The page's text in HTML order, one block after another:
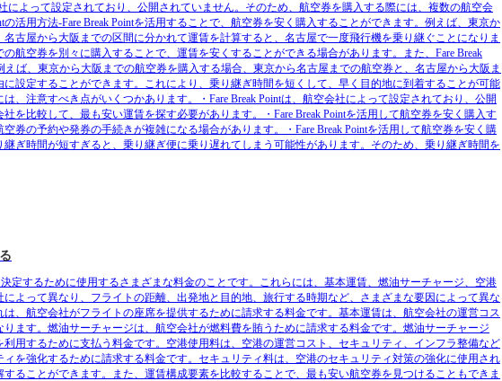
によって設定されており、公開されていません。そのため、航空券を購入する際には、複数の航空会
活用方法-Fare Break Pointを活用することで、航空券を安く購入することができます。例えば、東京か
古屋から大阪までの区間に分かれて運賃を計算すると、名古屋で一度飛行機を乗り継ぐことになりま
航空券を別々に購入することで、運賃を安くすることができる場合があります。また、Fare Break
ば、東京から大阪までの航空券を購入する場合、東京から名古屋までの航空券と、名古屋から大阪ま
設定することができます。これにより、乗り継ぎ時間を短くして、早く目的地に到着することが可能
は、注意すべき点がいくつかあります。・Fare Break Pointは、航空会社によって設定されており、公開
を比較して、最も安い運賃を探す必要があります。・Fare Break Pointを活用して航空券を安く購入す
券の予約や発券の手続きが複雑になる場合があります。・Fare Break Pointを活用して航空券を安く購
ぎ時間が短すぎると、乗り継ぎ便に乗り遅れてしまう可能性があります。そのため、乗り継ぎ時間を
定するために使用するさまざまな料金のことです。これらには、基本運賃、燃油サーチャージ、空港
よって異なり、フライトの距離、出発地と目的地、旅行する時期など、さまざまな要因によって異な
、航空会社がフライトの座席を提供するために請求する料金です。基本運賃は、航空会社の運営コス
ます。燃油サーチャージは、航空会社が燃料費を賄うために請求する料金です。燃油サーチャージ
用するために支払う料金です。空港使用料は、空港の運営コスト、セキュリティ、インフラ整備など
を強化するために請求する料金です。セキュリティ料は、空港のセキュリティ対策の強化に使用され
ることができます。また、運賃構成要素を比較することで、最も安い航空券を見つけることもできま